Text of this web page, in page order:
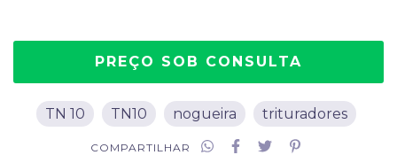
TN 10 TN10 nogueira trituradores
COMPARTILHAR